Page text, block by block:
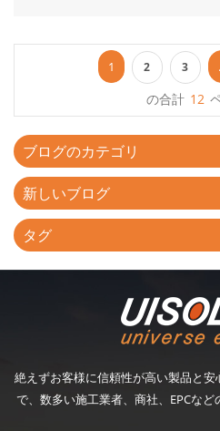
お問い合わせください。...
1 2 3
の合計 12
ブログのカテゴリ
新しいブログ
タグ
絶えずお客様に信頼性が高い製品と
で、数多い施工業者、商社、EPCなど